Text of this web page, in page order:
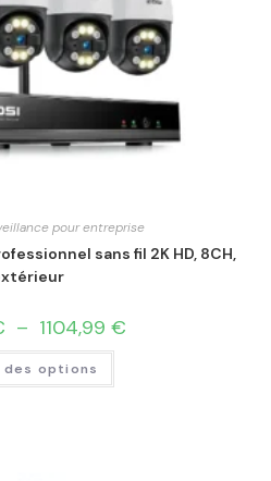
pour entreprise
sans fil 2K HD, 8CH,
– 1104,99 €
des options